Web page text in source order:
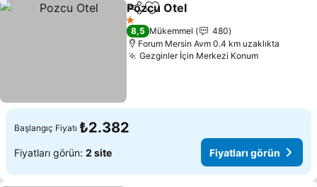
PaylaşFavorilerime ekle
Pozcu Otel
1 Yıldız
8,5 Mükemmel
480
Forum Mersin Avm 0.4 km uzaklıkta
Gezginler İçin Merkezi KonumFiyatları
Başlangıç Fiyatı ₺2.382
Fiyatları görün: 2 site Fiyatları görün